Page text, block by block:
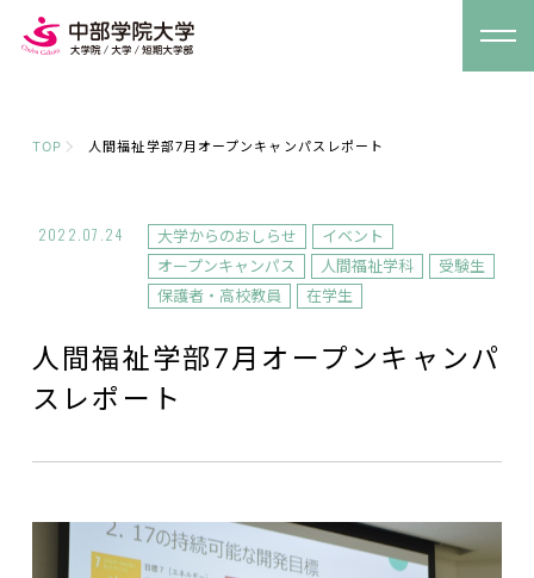
TOP 人間福祉学部7月オープンキャンパスレポート
2022.07.24 大学からのおしらせ
イベント
オープンキャンパス
人間福祉学科
受験生
保護者・高校教員
在学生
人間福祉学部7月オープンキャンパ
スレポート